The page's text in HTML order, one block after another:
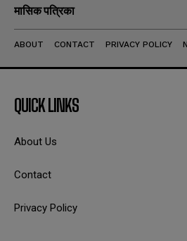
मासिक पत्रिका
ABOUT CONTACT PRIVACY POLICY
QUICK LINKS
About Us
Contact
Privacy Policy